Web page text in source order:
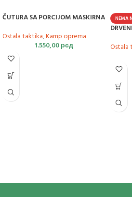
ČUTURA SA PORCIJOM MASKIRNA
Ostala taktika,Kamp oprema
1.550,00рсд
NEMA
Ostala